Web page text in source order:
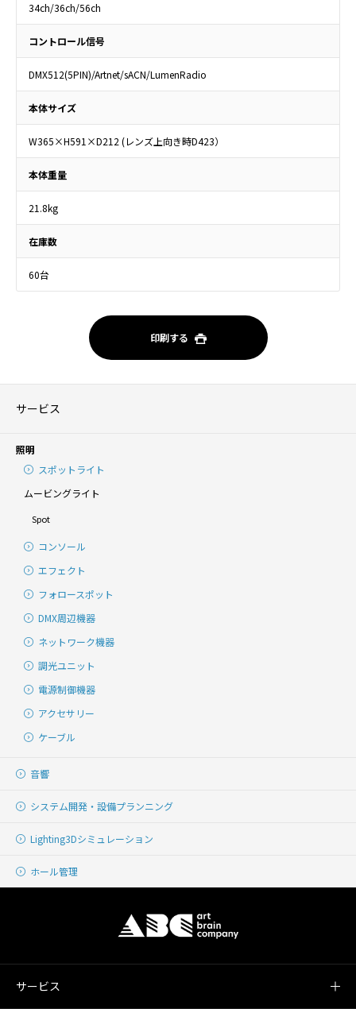
34ch/36ch/56ch
コントロール信号
DMX512(5PIN)/Artnet/sACN/LumenRadio
本体サイズ
W365×H591×D212 (レンズ上向き時D423）
本体重量
21.8kg
在庫数
60台
印刷する
サービス
照明
スポットライト
ムービングライト
Spot
コンソール
エフェクト
フォロースポット
DMX周辺機器
ネットワーク機器
調光ユニット
電源制御機器
アクセサリー
ケーブル
音響
システム開発・ 設備プランニング
Lighting3Dシミュレーション
ホール管理
サービス